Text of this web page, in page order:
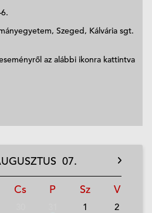
Szeged, Kálvária sgt.
az alábbi ikonra kattintva
07.
Cs P Sz V
1
2